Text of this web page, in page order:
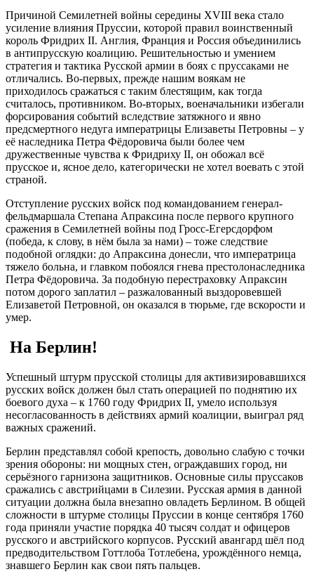
Причиной Семилетней войны середины XVIII века стало
усиление влияния Пруссии, которой правил воинственный
король Фридрих II. Англия, Франция и Россия объединились
в антипрусскую коалицию. Решительностью и умением
стратегия и тактика Русской армии в боях с пруссаками не
отличались. Во-первых, прежде нашим воякам не
приходилось сражаться с таким блестящим, как тогда
считалось, противником. Во-вторых, военачальники избегали
форсирования событий вследствие затяжного и явно
предсмертного недуга императрицы Елизаветы Петровны – у
её наследника Петра Фёдоровича были более чем
дружественные чувства к Фридриху II, он обожал всё
прусское и, ясное дело, категорически не хотел воевать с этой
страной.
Отступление русских войск под командованием генерал-
фельдмаршала Степана Апраксина после первого крупного
сражения в Семилетней войны под Гросс-Егерсдорфом
(победа, к слову, в нём была за нами) – тоже следствие
подобной оглядки: до Апраксина донесли, что императрица
тяжело больна, и главком побоялся гнева престолонаследника
Петра Фёдоровича. За подобную перестраховку Апраксин
потом дорого заплатил – разжалованный выздоровевшей
Елизаветой Петровной, он оказался в тюрьме, где вскорости и
умер.
На Берлин!
Успешный штурм прусской столицы для активизировавшихся
русских войск должен был стать операцией по поднятию их
боевого духа – к 1760 году Фридрих II, умело используя
несогласованность в действиях армий коалиции, выиграл ряд
важных сражений.
Берлин представлял собой крепость, довольно слабую с точки
зрения обороны: ни мощных стен, ограждавших город, ни
серьёзного гарнизона защитников. Основные силы пруссаков
сражались с австрийцами в Силезии. Русская армия в данной
ситуации должна была внезапно овладеть Берлином. В общей
сложности в штурме столицы Пруссии в конце сентября 1760
года приняли участие порядка 40 тысяч солдат и офицеров
русского и австрийского корпусов. Русский авангард шёл под
предводительством Готтлоба Тотлебена, урождённого немца,
знавшего Берлин как свои пять пальцев.